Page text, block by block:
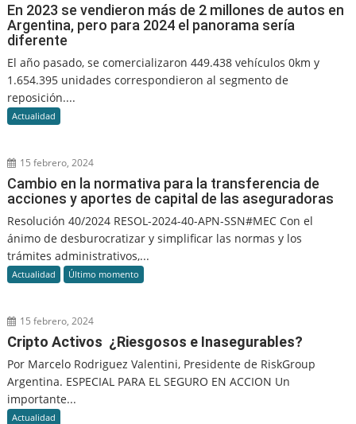
En 2023 se vendieron más de 2 millones de autos en
Argentina, pero para 2024 el panorama sería
diferente
El año pasado, se comercializaron 449.438 vehículos 0km y
1.654.395 unidades correspondieron al segmento de
reposición....
Actualidad
15 febrero, 2024
Cambio en la normativa para la transferencia de
acciones y aportes de capital de las aseguradoras
Resolución 40/2024 RESOL-2024-40-APN-SSN#MEC Con el
ánimo de desburocratizar y simplificar las normas y los
trámites administrativos,...
Actualidad Último momento
15 febrero, 2024
Cripto Activos ¿Riesgosos e Inasegurables?
Por Marcelo Rodriguez Valentini, Presidente de RiskGroup
Argentina. ESPECIAL PARA EL SEGURO EN ACCION Un
importante...
Actualidad